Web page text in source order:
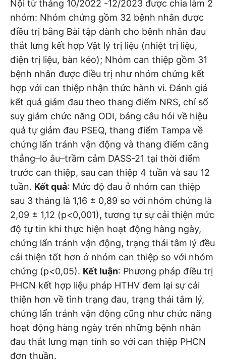
Nội từ tháng 10/2022 -12/2023 được chia làm 2
nhóm: Nhóm chứng gồm 32 bệnh nhân được
điều trị bằng Bài tập dành cho bệnh nhân đau
thắt lưng kết hợp Vật lý trị liệu (nhiệt trị liệu,
điện trị liệu, bàn kéo); Nhóm can thiệp gồm 31
bệnh nhân được điều trị như nhóm chứng kết
hợp với can thiệp nhận thức hành vi. Đánh giá
kết quả giảm đau theo thang điểm NRS, chỉ số
suy giảm chức năng ODI, bảng câu hỏi về hiệu
quả tự giảm đau PSEQ, thang điểm Tampa về
chứng lẩn tránh vận động và thang điểm căng
thẳng–lo âu–trầm cảm DASS-21 tại thời điểm
trước can thiệp, sau can thiệp 4 tuần và sau 12
tuần. Kết quả: Mức độ đau ở nhóm can thiệp
sau 3 tháng là 1,16 ± 0,89 so với nhóm chứng là
2,09 ± 1,12 (p<0,001), tương tự sự cải thiện mức
độ tự tin khi thực hiện hoạt động hàng ngày,
chứng lẩn tránh vận động, trạng thái tâm lý đều
cải thiện tốt hơn ở nhóm can thiệp so với nhóm
chứng (p<0,05). Kết luận: Phương pháp điều trị
PHCN kết hợp liệu pháp HTHV đem lại sự cải
thiện hơn về tình trạng đau, trạng thái tâm lý,
chứng lẩn tránh vận động cũng như chức năng
hoạt động hàng ngày trên những bệnh nhân
đau thắt lưng mạn tính so với can thiệp PHCN
đơn thuần.